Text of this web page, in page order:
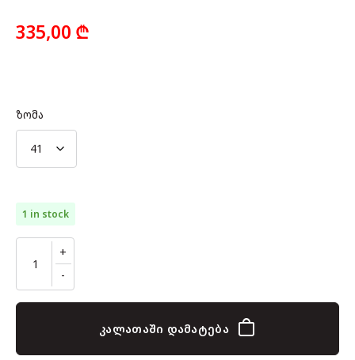
335,00 ₾
ზომა
1 in stock
კალათაში დამატება